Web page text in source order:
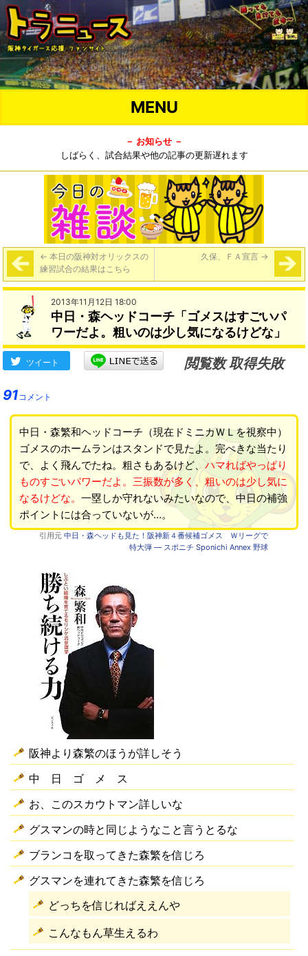
MENU
－ お知らせ －
しばらく、試合結果や他の記事の更新遅れます
← 本日の阪神対オリックスの
練習試合の結果はこちら
久保、ＦＡ宣言 →
2013年11月12日 18:00
中日・森ヘッドコーチ「ゴメスはすごいパ
ワーだよ。粗いのは少し気になるけどな」
ツイート
閲覧数 取得失敗
91コメント
中日・森繁和ヘッドコーチ（現在ドミニカＷＬを視察中）
ゴメスのホームランはスタンドで見たよ。完ぺきな当たり
で、よく飛んでたね。粗さもあるけど、 ハマればやっぱり
ものすごいパワーだよ。三振数が多く、粗いのは少し気に
なるけどな。 一塁しか守れないみたいなので、中日の補強
ポイントには合っていないが…。
引用元 中日・森ヘッドも見た！阪神新４番候補ゴメス Ｗリーグで
特大弾 ― スポニチ Sponichi Annex 野球
阪神より森繁のほうが詳しそう
中 日 ゴ メ ス
お、このスカウトマン詳しいな
グスマンの時と同じようなこと言うとるな
ブランコを取ってきた森繁を信じろ
グスマンを連れてきた森繁を信じろ
どっちを信じればええんや
こんなもん草生えるわ